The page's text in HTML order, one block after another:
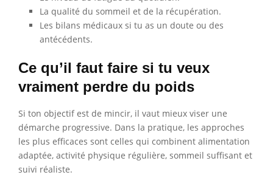
La qualité du sommeil et de la récupération.
Les bilans médicaux si tu as un doute ou des
antécédents.
Ce qu’il faut faire si tu veux
vraiment perdre du poids
Si ton objectif est de mincir, il vaut mieux viser une
démarche progressive. Dans la pratique, les approches
les plus efficaces sont celles qui combinent alimentation
adaptée, activité physique régulière, sommeil suffisant et
suivi réaliste.